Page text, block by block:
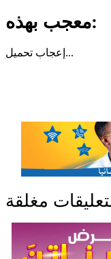
معجب بهذه:
إعجاب تحميل...